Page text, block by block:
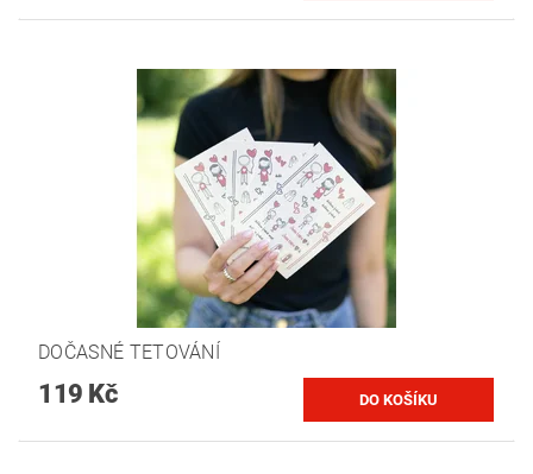
DOČASNÉ TETOVÁNÍ
119 Kč